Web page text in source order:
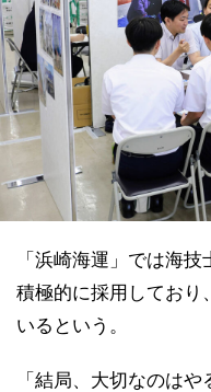
「浜崎海運」では海
積極的に採用しており
いるという。
「結局、大切なのは